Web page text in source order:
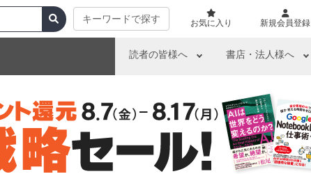
キーワードで探す お気に入り 新規会員登録
読者の皆様へ 書店・法人様へ